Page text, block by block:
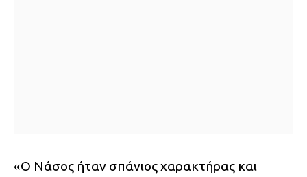
«Ο Νάσος ήταν σπάνιος χαρακτήρας και